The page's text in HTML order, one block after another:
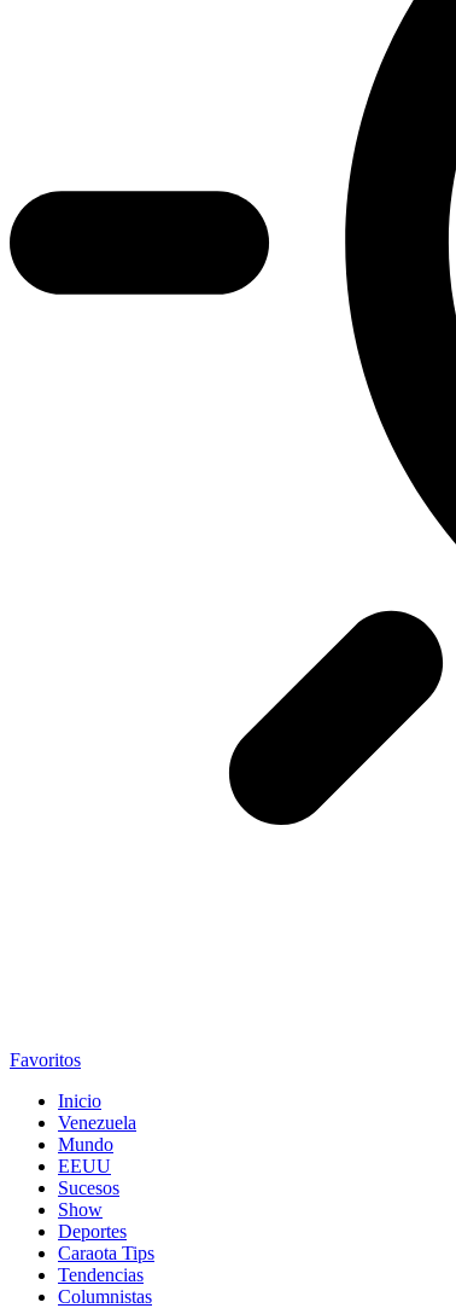
Favoritos
Inicio
Venezuela
Mundo
EEUU
Sucesos
Show
Deportes
Caraota Tips
Tendencias
Columnistas